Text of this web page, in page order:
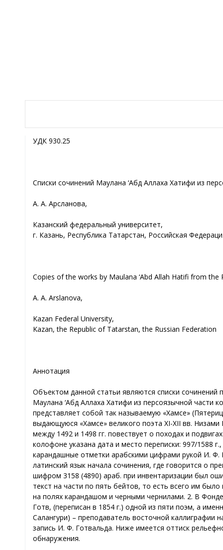
УДК 930.25
Списки сочинений Маулана ‘Абд Аллаха Хатифи из
А. А. Арсланова,
Казанский федеральный университет,
г. Казань, Республика Татарстан, Российская
Copies of the works by Maulana ‘Abd Allah Hatifi from
А. A. Arslanova,
Kazan Federal University,
Kazan, the Republic of Tatarstan, the Russian Federation
Аннотация
Объектом данной статьи являются списки сочинений
Маулана ‘Абд Аллаха Хатифи из персоязычной части
представляет собой так называемую «Хамсе»
выдающуюся «Хамсе» великого поэта XI-XII вв.
между 1492 и 1498 гг. повествует о походах и
колофоне указана дата и место переписки: 997/1588
карандашные отметки арабскими цифрами рукой И.
латинский язык начала сочинения, где говорится о
шифром 3158 (4890) араб. при инвентаризации был
текст на части по пять бейтов, то есть всего им
на полях карандашом и черными чернилами. 2. В
Готв, (переписан в 1854 г.) одной из пяти поэм, а
Салангури) – преподаватель восточной каллиграфии
запись И. Ф. Готвальда. Ниже имеется оттиск
обнаружения.